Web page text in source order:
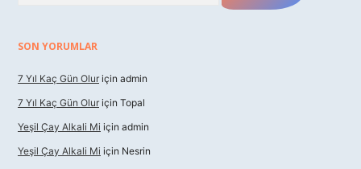
SON YORUMLAR
7 Yıl Kaç Gün Olur için admin
7 Yıl Kaç Gün Olur için Topal
Yeşil Çay Alkali Mi için admin
Yeşil Çay Alkali Mi için Nesrin